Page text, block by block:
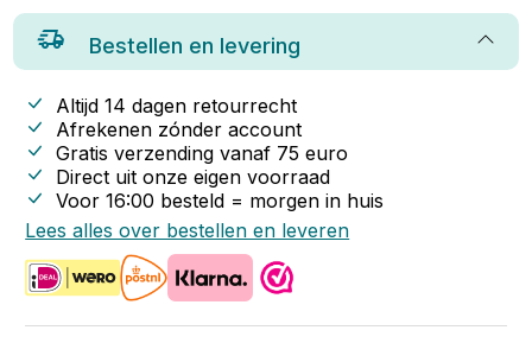
Bestellen en levering
Altijd 14 dagen retourrecht
Afrekenen zónder account
Gratis verzending vanaf 75 euro
Direct uit onze eigen voorraad
Voor 16:00 besteld = morgen in huis
Lees alles over bestellen en leveren